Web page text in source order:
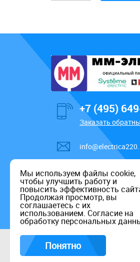
+7 (495)
Заказать
Данный информационный
Мы используем файлы cookie,
чтобы улучшить работу и
повысить эффективность
Продолжая просмотр, вы
соглашаетесь с их
использованием. Согласие на
обработку персональных
Понятно